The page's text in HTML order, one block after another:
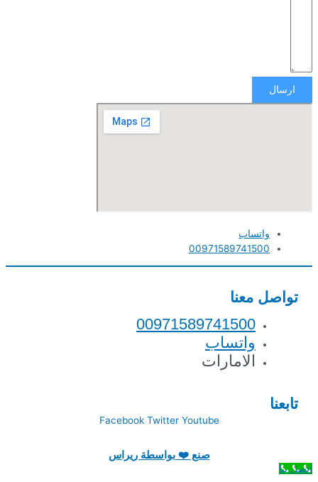
ارسال
واتساب
00971589741500
تواصل معنا
00971589741500
واتساب
الامارات
تابعنا
Facebook Twitter Youtube
صنع ❤️ بواسطة ريراس
اتصل بنا